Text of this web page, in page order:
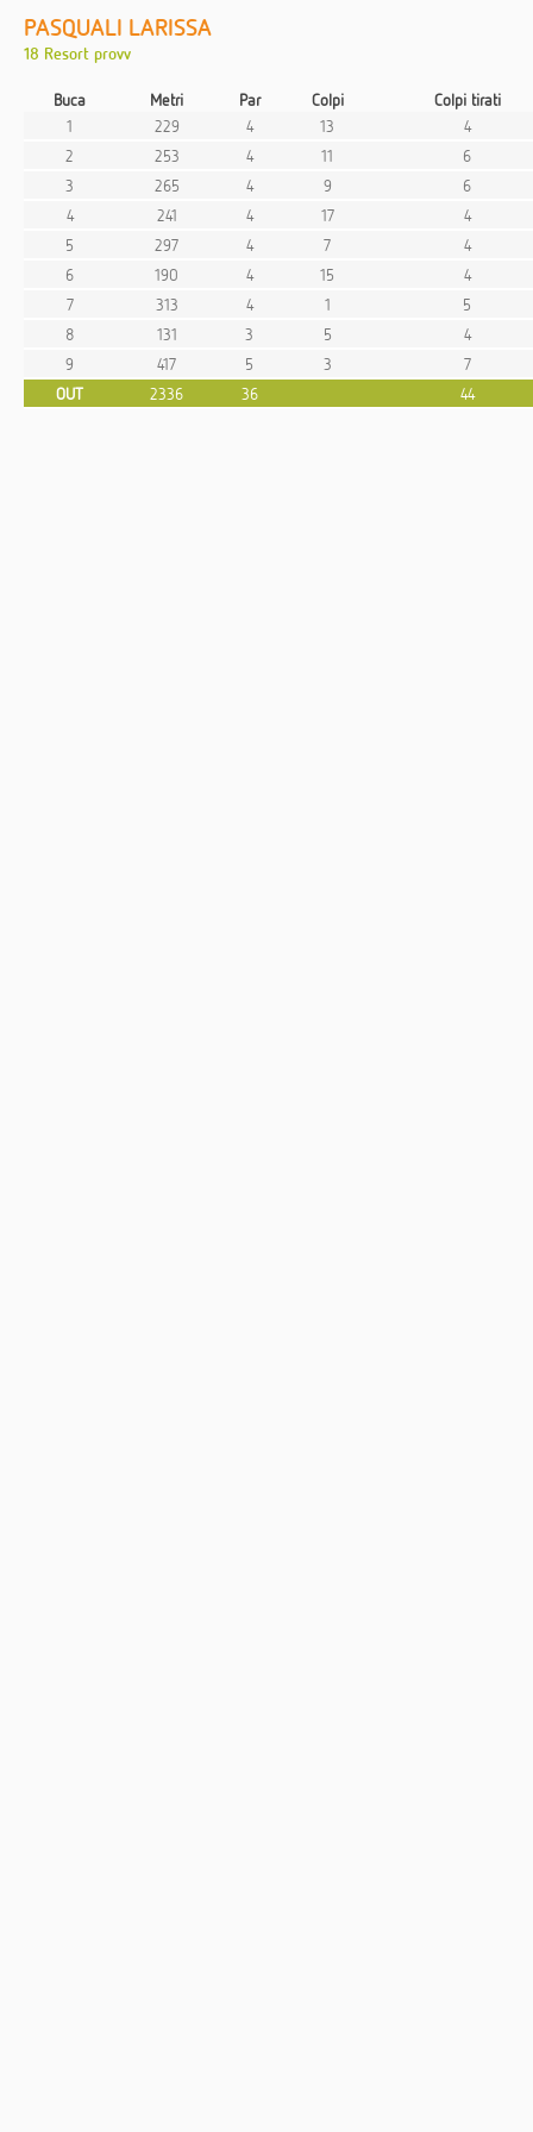
PASQUALI LARISSA
18 Resort provv
Buca Metri Par Colpi
Colpi tirati
1
229 4 13
4
2
253 4 11
6
3
265 4 9
6
4
241 4 17
4
5
297 4 7
4
6
190 4 15
4
7
313 4 1
5
8
131 3 5
4
9
417 5 3
7
OUT
2336 36 44